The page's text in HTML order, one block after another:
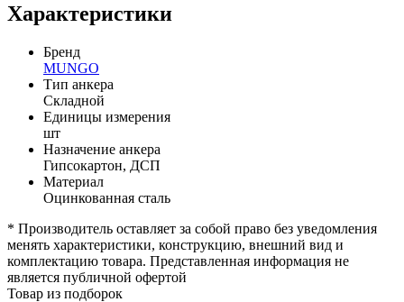
Характеристики
Бренд
MUNGO
Тип анкера
Складной
Единицы измерения
шт
Назначение анкера
Гипсокартон, ДСП
Материал
Оцинкованная сталь
* Производитель оставляет за собой право без уведомления
менять характеристики, конструкцию, внешний вид и
комплектацию товара. Представленная информация не
является публичной офертой
Товар из подборок